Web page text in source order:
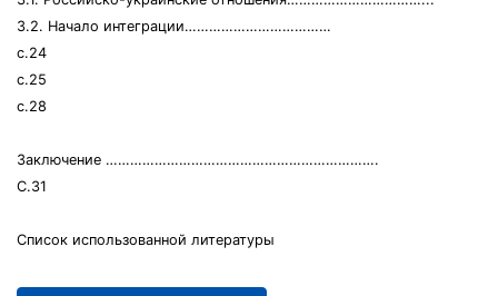
3.2. Начало интеграции………………………………
с.24
с.25
с.28
Заключение ………………………………………………………….
С.31
Список использованной литературы